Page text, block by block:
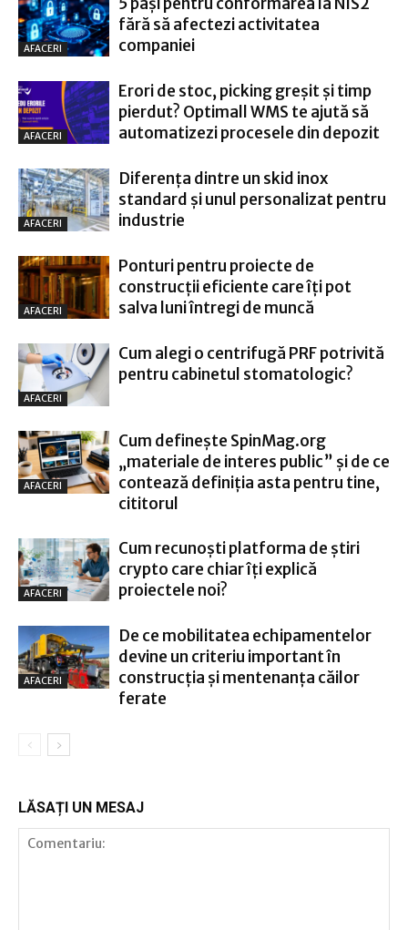
AFACERI
fără să afectezi activitatea
companiei
AFACERI
Erori de stoc, picking greșit și timp
pierdut? Optimall WMS te ajută să
automatizezi procesele din depozit
AFACERI
Diferența dintre un skid inox
standard și unul personalizat pentru
industrie
AFACERI
Ponturi pentru proiecte de
construcții eficiente care îți pot
salva luni întregi de muncă
AFACERI
Cum alegi o centrifugă PRF potrivită
pentru cabinetul stomatologic?
AFACERI
Cum definește SpinMag.org
„materiale de interes public” și de ce
contează definiția asta pentru tine,
cititorul
AFACERI
Cum recunoști platforma de știri
crypto care chiar îți explică
proiectele noi?
AFACERI
De ce mobilitatea echipamentelor
devine un criteriu important în
construcția și mentenanța căilor
ferate
LĂSAȚI UN MESAJ